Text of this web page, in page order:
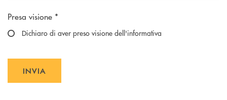
personali, rilasciata nel rispetto dell’articolo 13 Regolamento (UE)
Scegliere un'opzione
Presa visione *
Dichiaro di aver preso visione dell'informativa
INVIA